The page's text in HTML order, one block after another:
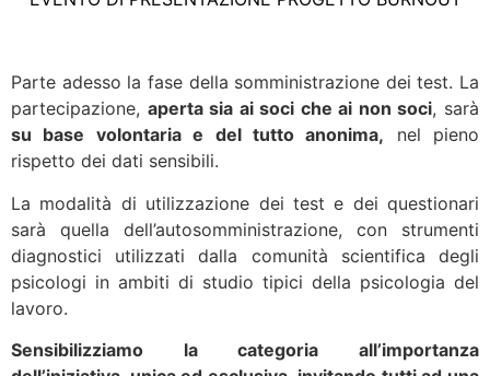
Parte adesso la fase della somministrazione dei test. La
partecipazione, aperta sia ai soci che ai non soci, sarà
su base volontaria e del tutto anonima, nel pieno
rispetto dei dati sensibili.
La modalità di utilizzazione dei test e dei questionari
sarà quella dell’autosomministrazione, con strumenti
diagnostici utilizzati dalla comunità scientifica degli
psicologi in ambiti di studio tipici della psicologia del
lavoro.
Sensibilizziamo la categoria all’importanza